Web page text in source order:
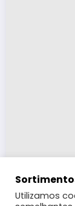
Utilizamos